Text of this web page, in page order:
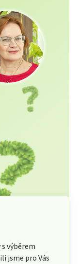
výběrem
jsme pro Vás